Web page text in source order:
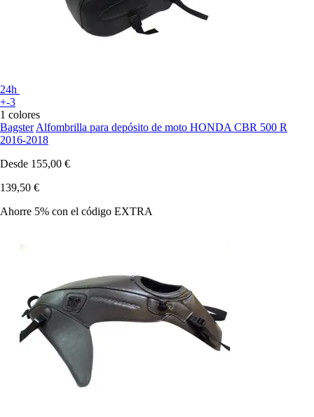
24h
+-3
1 colores
Bagster Alfombrilla para depósito de moto HONDA CBR 500 R
2016-2018
Desde 155,00 €
139,50 €
Ahorre 5% con el código EXTRA